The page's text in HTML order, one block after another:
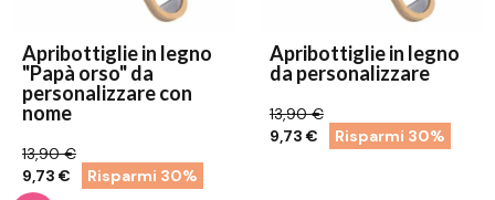
Apribottiglie in legno
"Papà orso" da
personalizzare con
nome
13,90 €
9,73 €
Risparmi 30%
Apribottiglie in legno
da personalizzare
13,90 €
9,73 €
Risparmi 30%